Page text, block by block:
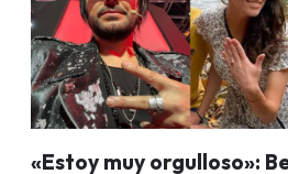
«Estoy muy orgulloso»: